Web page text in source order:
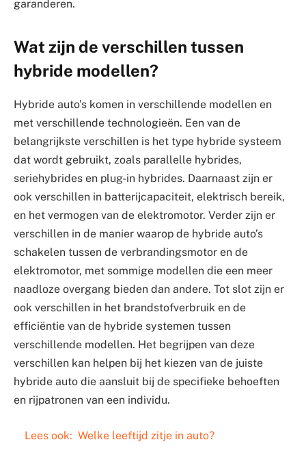
garanderen.
Wat zijn de verschillen tussen
hybride modellen?
Hybride auto’s komen in verschillende modellen en
met verschillende technologieën. Een van de
belangrijkste verschillen is het type hybride systeem
dat wordt gebruikt, zoals parallelle hybrides,
seriehybrides en plug-in hybrides. Daarnaast zijn er
ook verschillen in batterijcapaciteit, elektrisch bereik,
en het vermogen van de elektromotor. Verder zijn er
verschillen in de manier waarop de hybride auto’s
schakelen tussen de verbrandingsmotor en de
elektromotor, met sommige modellen die een meer
naadloze overgang bieden dan andere. Tot slot zijn er
ook verschillen in het brandstofverbruik en de
efficiëntie van de hybride systemen tussen
verschillende modellen. Het begrijpen van deze
verschillen kan helpen bij het kiezen van de juiste
hybride auto die aansluit bij de specifieke behoeften
en rijpatronen van een individu.
Lees ook: Welke leeftijd zitje in auto?